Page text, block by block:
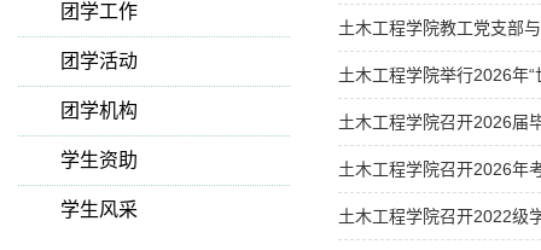
团学工作
团学活动
团学机构
学生资助
学生风采
土木工程学院教工党支部
土木工程学院举行2026年
土木工程学院召开2026届
土木工程学院召开2026年
土木工程学院召开2022级